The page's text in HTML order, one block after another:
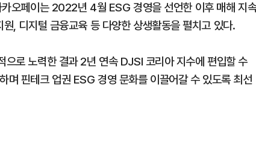
오페이는 2022년 4월 ESG 경영을 선언한 이후 매해 지
, 디지털 금융교육 등 다양한 상생활동을 펼치고 있다.
로 노력한 결과 2년 연속 DJSI 코리아 지수에 편입할 수
며 핀테크 업권 ESG 경영 문화를 이끌어갈 수 있도록 최선